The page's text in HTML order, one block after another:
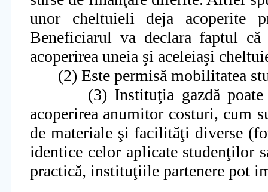
unor cheltuieli deja acoperite
Beneficiarul va declara faptul
acoperirea uneia şi aceleiaşi
(2) Este permisă mobilitatea
(3) Instituţia gazdă
acoperirea anumitor costuri, cum
de materiale şi facilităţi diverse
identice celor aplicate studenţilor
practică, instituţiile partenere pot